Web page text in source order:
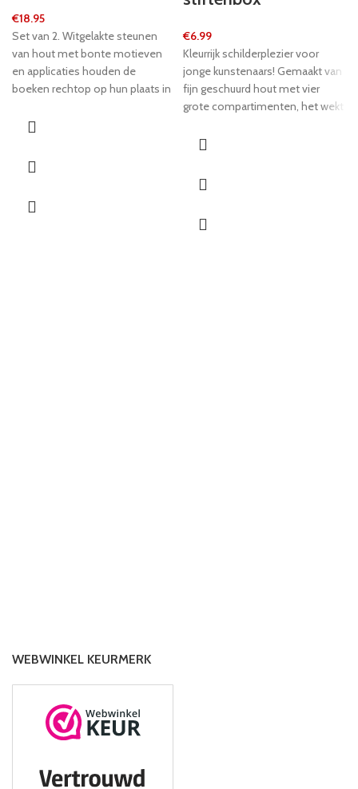
€18.95
Set van 2. Witgelakte steunen
van hout met bonte motieven
en applicaties houden de
boeken rechtop op hun plaats in
€6.99
Kleurrijk schilderplezier voor
jonge kunstenaars! Gemaakt van
fijn geschuurd hout met vier
grote compartimenten, het wekt
van kunstenaars op. De box kan
door zijn sterke handvat. De
pennenbak bevat vier
Shaun en zijn vriend Bitzer.
WEBWINKEL KEURMERK